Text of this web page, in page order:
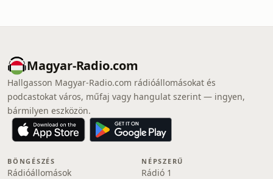
Magyar-Radio.com
Hallgasson Magyar-Radio.com rádióállomásokat és
podcastokat város, műfaj vagy hangulat szerint — ingyen,
bármilyen eszközön.
BÖNGÉSZÉS
Rádióállomások
NÉPSZERŰ
Rádió 1